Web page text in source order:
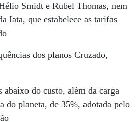
Smidt e Rubel Thomas, nem
Iata, que estabelece as tarifas
dos planos Cruzado,
abaixo do custo, além da carga
do planeta, de 35%, adotada pelo